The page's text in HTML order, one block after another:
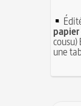
cousu)
une